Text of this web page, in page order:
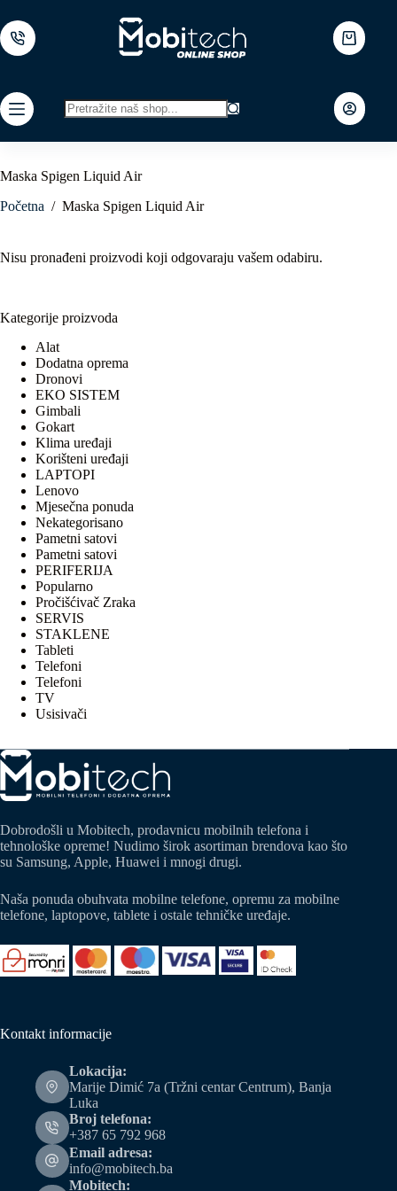
to
content
Shopping
cart
results
Maska Spigen Liquid Air
Početna / Maska Spigen Liquid Air
Nisu pronađeni proizvodi koji odgovaraju vašem odabiru.
Kategorije proizvoda
Alat
Dodatna oprema
Dronovi
EKO SISTEM
Gimbali
Gokart
Klima uređaji
Korišteni uređaji
LAPTOPI
Lenovo
Mjesečna ponuda
Nekategorisano
Pametni satovi
Pametni satovi
PERIFERIJA
Popularno
Pročišćivač Zraka
SERVIS
STAKLENE
Tableti
Telefoni
Telefoni
TV
Usisivači
Dobrodošli u Mobitech, prodavnicu mobilnih telefona i
tehnološke opreme! Nudimo širok asortiman brendova kao što
su Samsung, Apple, Huawei i mnogi drugi.
Naša ponuda obuhvata mobilne telefone, opremu za mobilne
telefone, laptopove, tablete i ostale tehničke uređaje.
Kontakt informacije
Lokacija:
Marije Dimić 7a (Tržni centar Centrum), Banja
Luka
Broj telefona:
+387 65 792 968
Email adresa:
info@mobitech.ba
Mobitech: